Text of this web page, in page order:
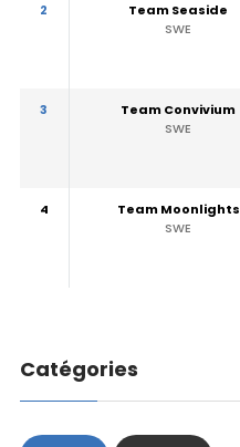
2
Team Seaside
SWE
3
Team Convivium
SWE
4
Team Moonlights
SWE
Catégories